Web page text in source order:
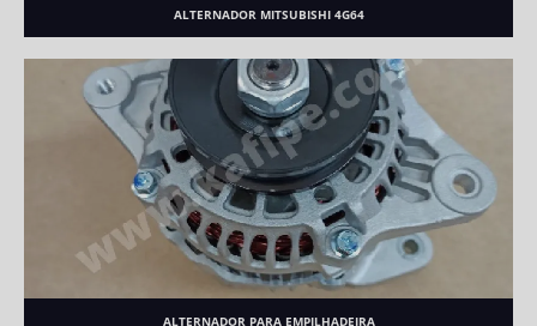
ALTERNADOR MITSUBISHI 4G64
ALTERNADOR PARA EMPILHADEIRA